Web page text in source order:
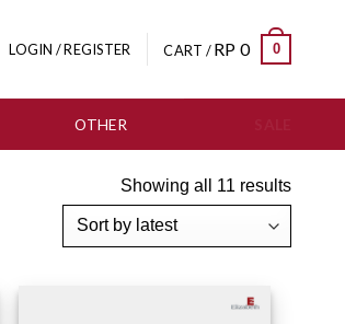
LOGIN / REGISTER CART /RP 0 0
OTHER
Showing all 11 results